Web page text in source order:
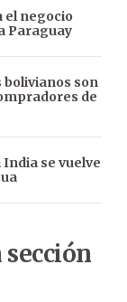
el negocio
Paraguay
bolivianos son
de
se vuelve